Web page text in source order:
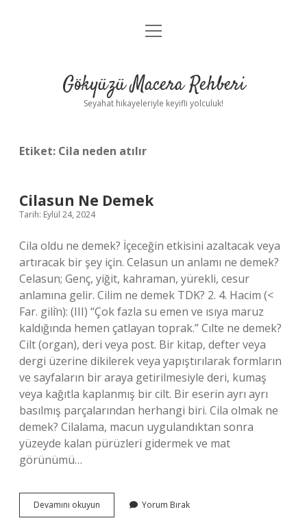
Anasayfa
Yasal Uyarı
menüyü
Gökyüzü Macera Rehberi
Seyahat hikayeleriyle keyifli yolculuk!
Etiket: Cila neden atılır
Cilasun Ne Demek
Tarih: Eylül 24, 2024
Cila oldu ne demek? İçeceğin etkisini azaltacak veya
artıracak bir şey için. Celasun un anlamı ne demek?
Celasun; Genç, yiğit, kahraman, yürekli, cesur
anlamına gelir. Cilim ne demek TDK? 2. 4. Hacim (<
Far. gilı̇̄n): (III) “Çok fazla su emen ve ısıya maruz
kaldığında hemen çatlayan toprak.” Cılte ne demek?
Cilt (organ), deri veya post. Bir kitap, defter veya
dergi üzerine dikilerek veya yapıştırılarak formların
ve sayfaların bir araya getirilmesiyle deri, kumaş
veya kağıtla kaplanmış bir cilt. Bir eserin ayrı ayrı
basılmış parçalarından herhangi biri. Cila olmak ne
demek? Cilalama, macun uygulandıktan sonra
yüzeyde kalan pürüzleri gidermek ve mat
görünümü…
Devamını okuyun
Ne
Yorum Bırak